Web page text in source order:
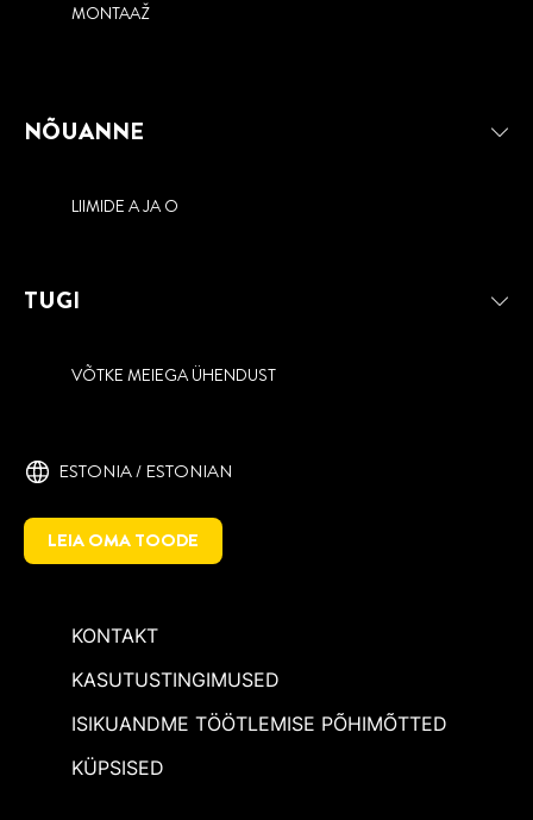
MONTAAŽ
NÕUANNE
LIIMIDE A JA O
TUGI
VÕTKE MEIEGA ÜHENDUST
ESTONIA / ESTONIAN
LEIA OMA TOODE
KONTAKT
KASUTUSTINGIMUSED
ISIKUANDME TÖÖTLEMISE PÕHIMÕTTED
KÜPSISED